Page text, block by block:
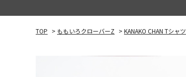
TOP > ももいろクローバーZ > KANAKO CHAN Tシャツ